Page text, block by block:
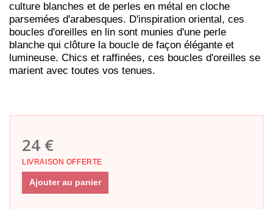
culture blanches et de perles en métal en cloche
parsemées d'arabesques. D'inspiration oriental, ces
boucles d'oreilles en lin sont munies d'une perle
blanche qui clôture la boucle de façon élégante et
lumineuse. Chics et raffinées, ces boucles d'oreilles se
marient avec toutes vos tenues.
24 €
LIVRAISON OFFERTE
Ajouter au panier